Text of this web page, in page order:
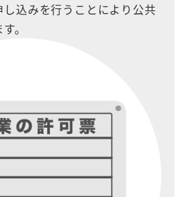
込みを行うことにより公共
。